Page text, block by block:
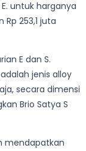
untuk harganya
253,1 juta
E dan S.
jenis alloy
secara dimensi
Brio Satya S
mendapatkan